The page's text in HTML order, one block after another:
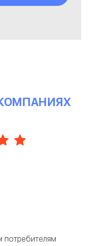
потребителям